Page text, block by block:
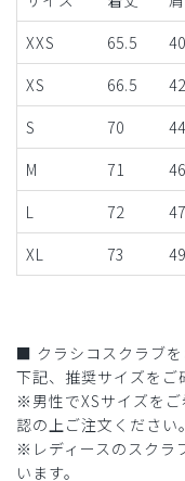
XXS
65.5 40
XS
66.5 42
S
70
M
71 46
L
72
XL
73 49
■ クラシコスクラブ
下記、推奨サイズをご
※男性でXSサイズを
認の上ご注文ください。
※レディースのスクラ
います。